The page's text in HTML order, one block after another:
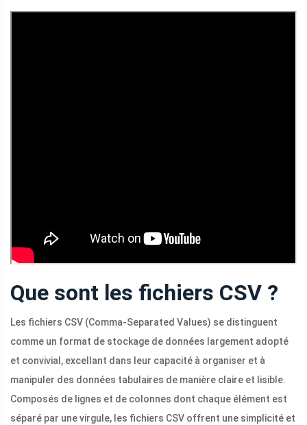
Que sont les fichiers CSV ?
Les fichiers CSV (Comma-Separated Values) se distinguent
comme un format de stockage de données largement adopté
et convivial, excellant dans leur capacité à organiser et à
manipuler des données tabulaires de manière claire et lisible.
Composés de lignes et de colonnes dont chaque élément est
séparé par une virgule, les fichiers CSV offrent une simplicité et